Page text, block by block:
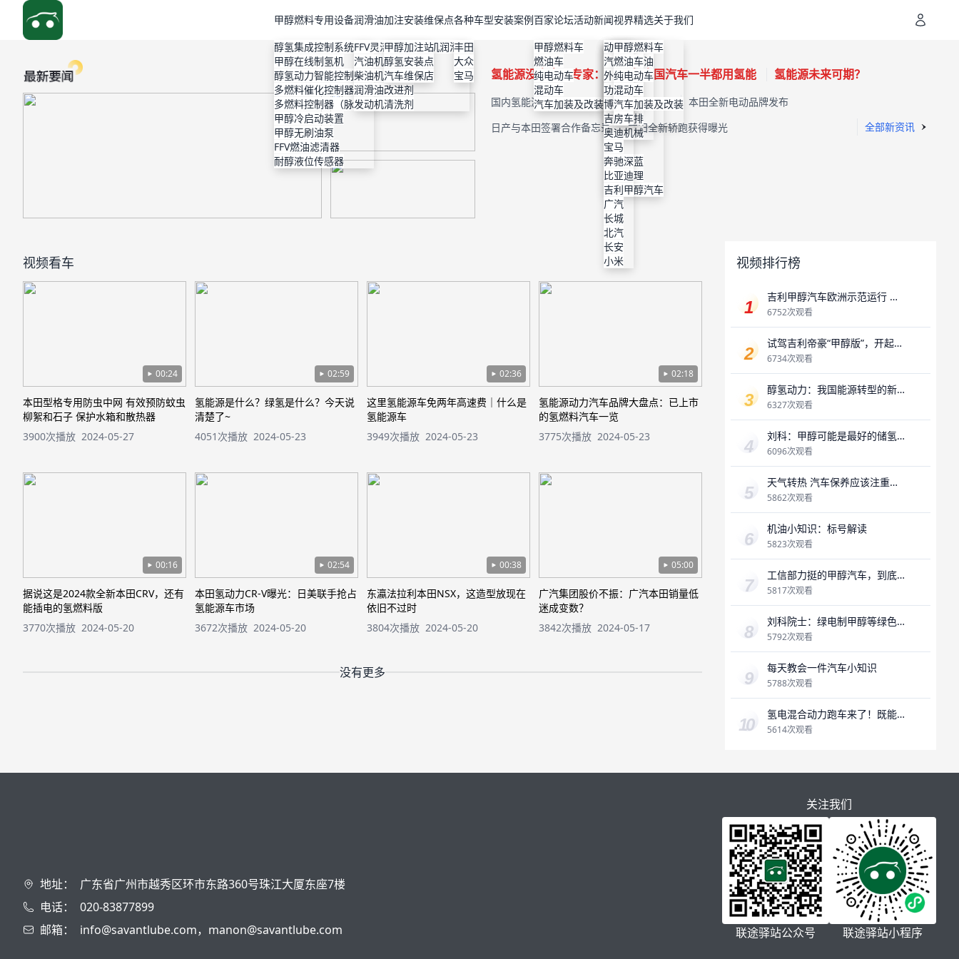
甲醇燃料专用设备
醇氢集成控制系统
甲醇在线制氢机
醇氢动力智能控制器
多燃料催化控制器
多燃料控制器（脉宽）
甲醇冷启动装置
甲醇无刷油泵
FFV燃油滤清器
耐醇液位传感器
润滑油
FFV灵活燃料发动机润滑油
汽油机油
柴油机油
润滑油改进剂
发动机清洗剂
加注安装维保点
甲醇加注站
醇氢安装点
汽车维保店
各种车型安装案例
丰田
大众
宝马
百家论坛
甲醇燃料车
丰田
上汽大通
本田
宝马
现代
通用
福特
广汽
长安深蓝
技术原理
吉利甲醇汽车
燃油车
维保店地址
高性能机油
机油改进剂
使用说明
检验与专利
节能减排
保护机械
纯电动车
特斯拉
理想
小鹏
蔚来
智界
奇瑞
奥迪
宝马
奔驰
比亚迪
吉利
广汽
长城
北汽
长安
小米
混动车
比亚迪
本田
丰田
大众
宝马
吉利
汽车加装及改装
动力改装
汽车美容
外观改装
功能改装
博格华纳
活动新闻视界精选
甲醇燃料车
燃油车
纯电动车
混动车
汽车加装及改装
房车
关于我们
氢能源没未来？专家：2050年中国汽车一半都用氢能 氢能源未来可期？
国内氢能源车真的来了！电动车要完了？
本田全新电动品牌发布
用于电动系列，本田发布全新品牌Logo
日产与本田签署合作备忘录
本田全新轿跑获得曝光
广汽本田旗下多款车型推出限时优惠
全部新资讯
视频看车
00:24
本田型格专用防虫中网 有效预防蚊虫
柳絮和石子 保护水箱和散热器
3900次播放 2024-05-27
02:59
氢能源是什么？绿氢是什么？今天说
清楚了~
4051次播放 2024-05-23
02:36
这里氢能源车免两年高速费｜什么是
氢能源车
3949次播放 2024-05-23
02:18
氢能源动力汽车品牌大盘点：已上市
的氢燃料汽车一览
3775次播放 2024-05-23
00:16
据说这是2024款全新本田CRV，还有
能插电的氢燃料版
3770次播放 2024-05-20
02:54
本田氢动力CR-V曝光：日美联手抢占
氢能源车市场
3672次播放 2024-05-20
00:38
东瀛法拉利本田NSX，这造型放现在
依旧不过时
3804次播放 2024-05-20
05:00
广汽集团股价不振：广汽本田销量低
迷成变数？
3842次播放 2024-05-17
没有更多
视频排行榜
吉利甲醇汽车欧洲示范运行 助
推全球交通领域碳中和
6752次观看
试驾吉利帝豪“甲醇版”，开起来
像电动车，“醇耗”是最大惊喜？
6734次观看
醇氢动力：我国能源转型的新
机遇
6327次观看
刘科：甲醇可能是最好的储氢
载体
6096次观看
天气转热 汽车保养应该注重哪
些方面？
5862次观看
机油小知识：标号解读
5823次观看
工信部力挺的甲醇汽车，到底
怎么样，能否破局？
5817次观看
刘科院士：绿电制甲醇等绿色
燃料作为绿氢的载体
5792次观看
每天教会一件汽车小知识
5788次观看
氢电混合动力跑车来了！既能
加氢，又能充电，氢燃料是未
5614次观看
地址：
广东省广州市越秀区环市东路360号珠江大厦东座7楼
电话：
020-83877899
邮箱：
info@savantlube.com，manon@savantlube.com
关注我们
联途驿站公众号 联途驿站小程序